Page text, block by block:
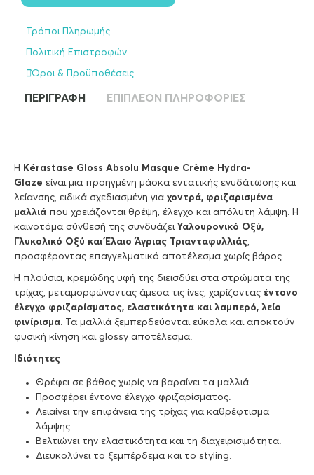
Τρόποι Πληρωμής
Πολιτική Επιστροφών
Όροι & Προϋποθέσεις
ΠΕΡΙΓΡΑΦΉ ΕΠΙΠΛΈΟΝ ΠΛΗΡΟΦΟΡΊΕΣ
Η Kérastase Gloss Absolu Masque Crème Hydra-
Glaze είναι μια προηγμένη μάσκα εντατικής ενυδάτωσης και
λείανσης, ειδικά σχεδιασμένη για χοντρά, φριζαρισμένα
μαλλιά που χρειάζονται θρέψη, έλεγχο και απόλυτη λάμψη. Η
καινοτόμα σύνθεσή της συνδυάζει Υαλουρονικό Οξύ,
Γλυκολικό Οξύ και Έλαιο Άγριας Τριανταφυλλιάς,
προσφέροντας επαγγελματικό αποτέλεσμα χωρίς βάρος.
Η πλούσια, κρεμώδης υφή της διεισδύει στα στρώματα της
τρίχας, μεταμορφώνοντας άμεσα τις ίνες, χαρίζοντας έντονο
έλεγχο φριζαρίσματος, ελαστικότητα και λαμπερό, λείο
φινίρισμα. Τα μαλλιά ξεμπερδεύονται εύκολα και αποκτούν
φυσική κίνηση και glossy αποτέλεσμα.
Ιδιότητες
Θρέφει σε βάθος χωρίς να βαραίνει τα μαλλιά.
Προσφέρει έντονο έλεγχο φριζαρίσματος.
Λειαίνει την επιφάνεια της τρίχας για καθρέφτισμα
λάμψης.
Βελτιώνει την ελαστικότητα και τη διαχειρισιμότητα.
Διευκολύνει το ξεμπέρδεμα και το styling.